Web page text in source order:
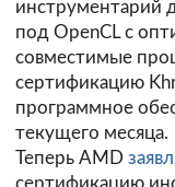
инструментарий
под OpenCL с
совместимые
сертификацию
программное
текущего месяца.
Теперь AMD